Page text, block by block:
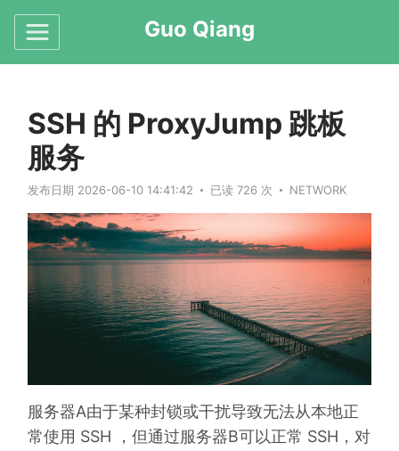
Guo Qiang
SSH 的 ProxyJump 跳板
服务
发布日期 2026-06-10 14:41:42 已读 726 次 NETWORK
服务器A由于某种封锁或干扰导致无法从本地正
常使用 SSH ，但通过服务器B可以正常 SSH，对